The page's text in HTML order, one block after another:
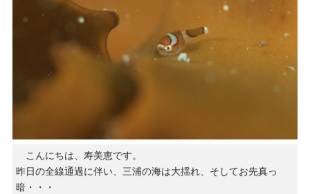
こんにちは、寿美恵です。
昨日の全線通過に伴い、三浦の海は大揺れ、そしてお先真っ
暗・・・